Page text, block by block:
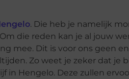
. Die heb je namelijk
die reden kan je al jouw
mee. Dit is voor ons geen
Zo weet je zeker dat je
in Hengelo. Deze zullen